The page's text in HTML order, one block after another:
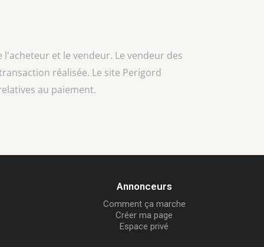
et le vendeur. Le vendeur des
réalisée. Le site Perigord
au paiement.
Annonceurs
Comment ça marche
Créer ma page
Espace privé